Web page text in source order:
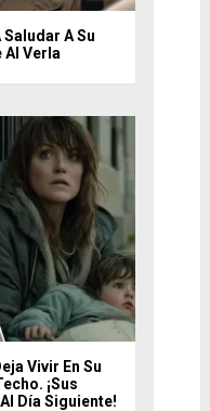
A Su
Al Verla
Vivir En Su
¡Sus
Día Siguiente!